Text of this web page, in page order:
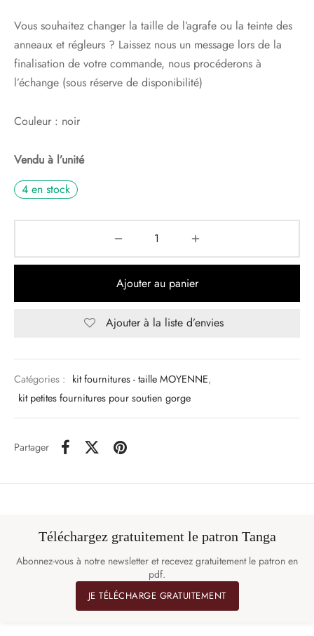
Vous souhaitez changer la taille de l’agrafe ou la teinte des
anneaux et régleurs ? Laissez nous un message lors de la
finalisation de votre commande, nous procéderons à
l’échange (sous réserve de disponibilité)
Couleur : noir
Vendu à l’unité
4 en stock
Ajouter au panier
Ajouter à la liste d’envies
Catégories : kit fournitures - taille MOYENNE,
kit petites fournitures pour soutien gorge
Partager
Téléchargez gratuitement le patron Tanga
Abonnez-vous à notre newsletter et recevez gratuitement le patron en
pdf.
JE TÉLÉCHARGE GRATUITEMENT